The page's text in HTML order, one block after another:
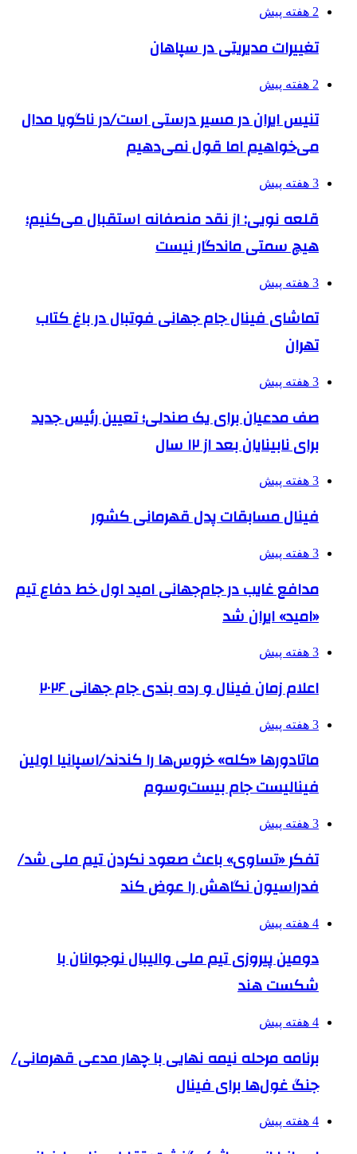
2 هفته پیش
تغییرات مدیریتی در سپاهان
2 هفته پیش
تنیس ایران در مسیر درستی است/در ناگویا مدال
می‌خواهیم اما قول نمی‌دهیم
3 هفته پیش
قلعه نویی: از نقد منصفانه استقبال می‌کنیم؛
هیچ سمتی ماندگار نیست
3 هفته پیش
تماشای فینال جام جهانی فوتبال در باغ کتاب
تهران
3 هفته پیش
صف مدعیان برای یک صندلی؛ تعیین رئیس جدید
برای نابینایان بعد از ۱۲ سال
3 هفته پیش
فینال مسابقات پدل قهرمانی کشور
3 هفته پیش
مدافع غایب در جام‌جهانی امید اول خط دفاع تیم
«امید» ایران شد
3 هفته پیش
اعلام زمان فینال و رده بندی جام جهانی ۲۰۲۶
3 هفته پیش
ماتادورها «کله» خروس‌ها را کندند/اسپانیا اولین
فینالیست جام بیست‌وسوم
3 هفته پیش
تفکر «تساوی» باعث صعود نکردن تیم ملی شد/
فدراسیون نگاهش را عوض کند
4 هفته پیش
دومین پیروزی تیم ملی والیبال نوجوانان با
شکست هند
4 هفته پیش
برنامه مرحله نیمه نهایی با چهار مدعی قهرمانی/
جنگ غول‌ها برای فینال
4 هفته پیش